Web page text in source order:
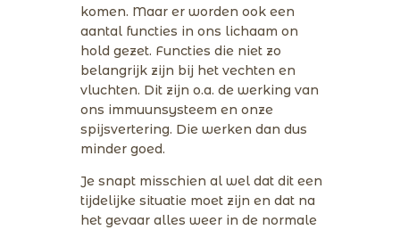
komen. Maar er worden ook een
aantal functies in ons lichaam on
hold gezet. Functies die niet zo
belangrijk zijn bij het vechten en
vluchten. Dit zijn o.a. de werking van
ons immuunsysteem en onze
spijsvertering. Die werken dan dus
minder goed.
Je snapt misschien al wel dat dit een
tijdelijke situatie moet zijn en dat na
het gevaar alles weer in de normale